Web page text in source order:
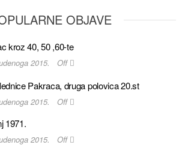
OBJAVE
kroz 40, 50 ,60-te
2015. Off
Pakraca, druga polovica 20.st
2015. Off
1971.
2015. Off